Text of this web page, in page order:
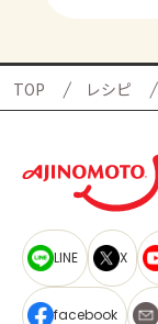
TOP レシピ
LINE X
facebook